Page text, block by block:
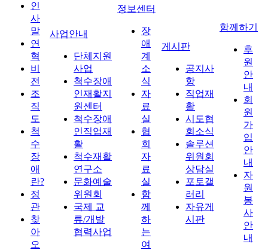
인
사
말
연
혁
비
전
조
직
도
척
수
장
애
란?
정
관
찾
아
오
사업안내
단체지원
사업
척수장애
인재활지
원센터
척수장애
인직업재
활
척수재활
연구소
문화예술
위원회
국제 교
류/개발
협력사업
정보센터
장
애
계
소
식
자
료
실
협
회
자
료
실
함
께
하
는
여
게시판
공지사
항
직업재
활
시도협
회소식
솔루션
위원회
상담실
포토갤
러리
자유게
시판
함께하기
후
원
안
내
회
원
가
입
안
내
자
원
봉
사
안
내